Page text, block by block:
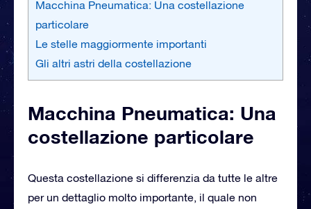
Macchina Pneumatica: Una costellazione
particolare
Le stelle maggiormente importanti
Gli altri astri della costellazione
Macchina Pneumatica: Una
costellazione particolare
Questa costellazione si differenzia da tutte le altre
per un dettaglio molto importante, il quale non